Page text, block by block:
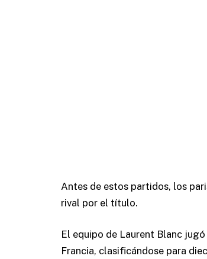
Antes de estos partidos, los
rival por el título.
El equipo de Laurent Blanc
Francia, clasificándose para